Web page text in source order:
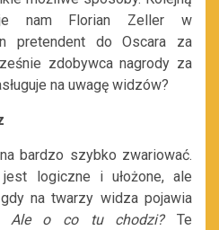
nam Florian Zeller w
pretendent do Oscara za
zdobywca nagrody za
na uwagę widzów?
bardzo szybko zwariować.
logiczne i ułożone, ale
na twarzy widza pojawia
Ale o co tu chodzi?Te